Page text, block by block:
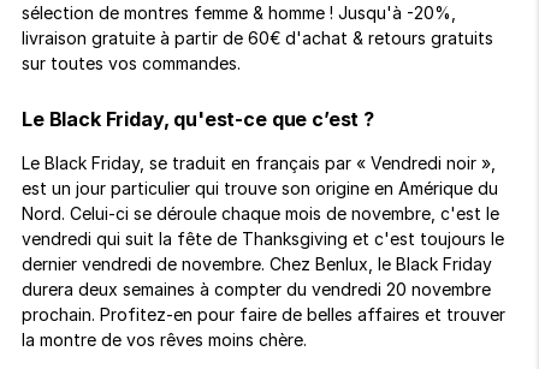
sélection de montres femme & homme ! Jusqu'à -20%,
livraison gratuite à partir de 60€ d'achat & retours gratuits
sur toutes vos commandes.
Le Black Friday, qu'est-ce que c’est ?
Le Black Friday, se traduit en français par « Vendredi noir »,
est un jour particulier qui trouve son origine en Amérique du
Nord. Celui-ci se déroule chaque mois de novembre, c'est le
vendredi qui suit la fête de Thanksgiving et c'est toujours le
dernier vendredi de novembre. Chez Benlux, le Black Friday
durera deux semaines à compter du vendredi 20 novembre
prochain. Profitez-en pour faire de belles affaires et trouver
la montre de vos rêves moins chère.